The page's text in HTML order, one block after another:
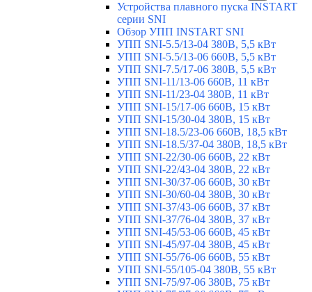
Устройства плавного пуска INSTART
серии SNI
Обзор УПП INSTART SNI
УПП SNI-5.5/13-04 380В, 5,5 кВт
УПП SNI-5.5/13-06 660В, 5,5 кВт
УПП SNI-7.5/17-06 380В, 5,5 кВт
УПП SNI-11/13-06 660В, 11 кВт
УПП SNI-11/23-04 380В, 11 кВт
УПП SNI-15/17-06 660В, 15 кВт
УПП SNI-15/30-04 380В, 15 кВт
УПП SNI-18.5/23-06 660В, 18,5 кВт
УПП SNI-18.5/37-04 380В, 18,5 кВт
УПП SNI-22/30-06 660В, 22 кВт
УПП SNI-22/43-04 380В, 22 кВт
УПП SNI-30/37-06 660В, 30 кВт
УПП SNI-30/60-04 380В, 30 кВт
УПП SNI-37/43-06 660В, 37 кВт
УПП SNI-37/76-04 380В, 37 кВт
УПП SNI-45/53-06 660В, 45 кВт
УПП SNI-45/97-04 380В, 45 кВт
УПП SNI-55/76-06 660В, 55 кВт
УПП SNI-55/105-04 380В, 55 кВт
УПП SNI-75/97-06 380В, 75 кВт